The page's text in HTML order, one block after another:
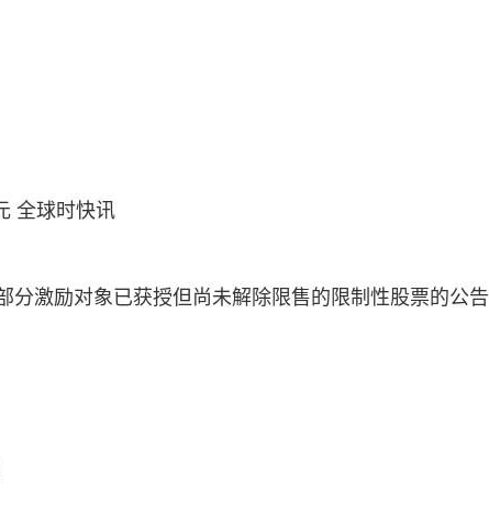
全球时快讯
分激励对象已获授但尚未解除限售的限制性股票的公告